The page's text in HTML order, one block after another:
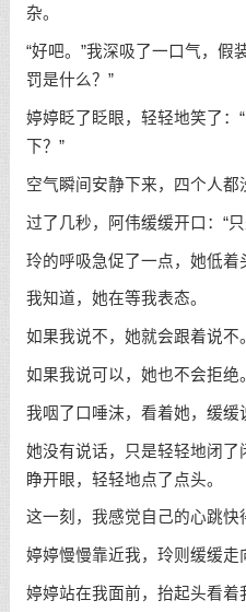
杂。
“好吧。”我深吸了一口气，假
罚是什么？”
婷婷眨了眨眼，轻轻地笑了
下？”
空气瞬间安静下来，四个人都
过了几秒，阿伟缓缓开口：“
玲的呼吸急促了一点，她低着
我知道，她在等我表态。
如果我说不，她就会跟着说不。
如果我说可以，她也不会拒绝。
我咽了口唾沫，看着她，缓
她没有说话，只是轻轻地闭
睁开眼，轻轻地点了点头。
这一刻，我感觉自己的心跳快
婷婷慢慢靠近我，玲则缓缓走
婷婷站在我面前，抬起头看